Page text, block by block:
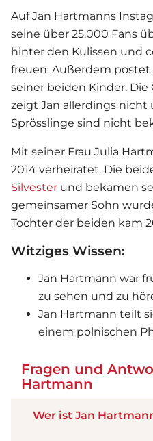
Auf Jan Hartmanns
seine über 25.000 Fans
hinter den Kulissen und
freuen. Außerdem postet
seiner beiden Kinder.
zeigt Jan allerdings nicht
Sprösslinge sind nicht
Mit seiner Frau Julia
2014 verheiratet. Die
Silvester und bekamen
gemeinsamer Sohn
Tochter der beiden kam
Witziges Wissen:
Jan Hartmann war
zu sehen und zu
Jan Hartmann teilt
einem polnischen
Fragen und
Hartmann
Wer ist Jan